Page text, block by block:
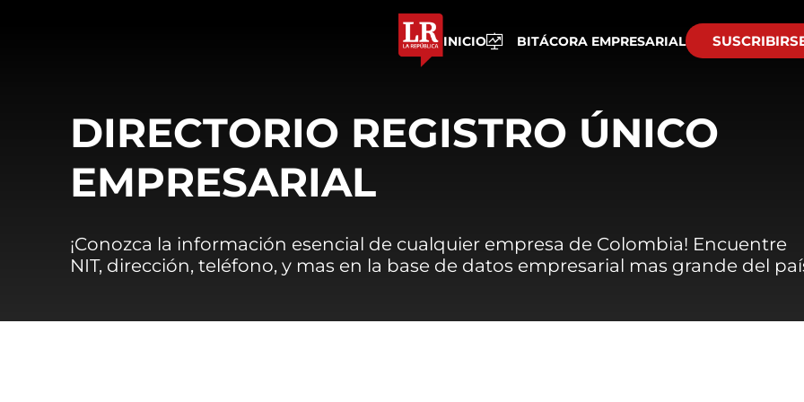
INICIO BITÁCORA EMPRESARIAL
DIRECTORIO REGISTRO ÚNICO
EMPRESARIAL
¡Conozca la información esencial de cualquier empresa de Colombia! Encuentre
NIT, dirección, teléfono, y mas en la base de datos empresarial mas grande del